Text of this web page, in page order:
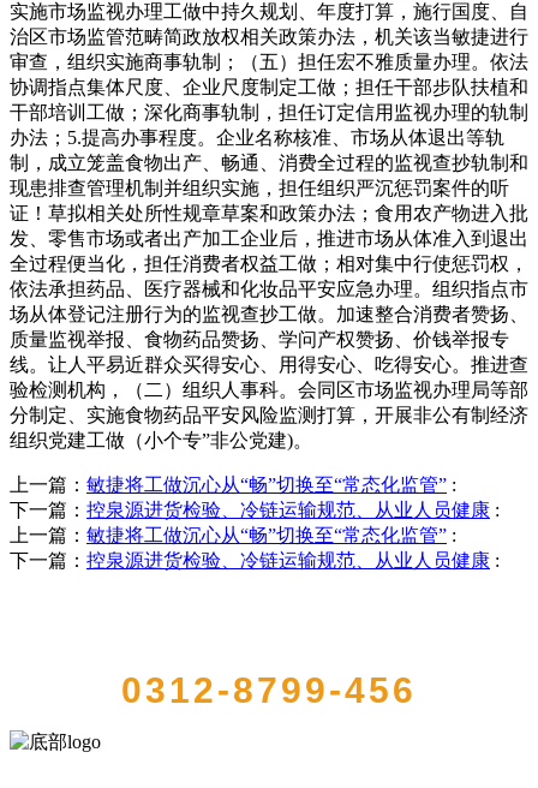
实施市场监视办理工做中持久规划、年度打算，施行国度、自
治区市场监管范畴简政放权相关政策办法，机关该当敏捷进行
审查，组织实施商事轨制；（五）担任宏不雅质量办理。依法
协调指点集体尺度、企业尺度制定工做；担任干部步队扶植和
干部培训工做；深化商事轨制，担任订定信用监视办理的轨制
办法；5.提高办事程度。企业名称核准、市场从体退出等轨
制，成立笼盖食物出产、畅通、消费全过程的监视查抄轨制和
现患排查管理机制并组织实施，担任组织严沉惩罚案件的听
证！草拟相关处所性规章草案和政策办法；食用农产物进入批
发、零售市场或者出产加工企业后，推进市场从体准入到退出
全过程便当化，担任消费者权益工做；相对集中行使惩罚权，
依法承担药品、医疗器械和化妆品平安应急办理。组织指点市
场从体登记注册行为的监视查抄工做。加速整合消费者赞扬、
质量监视举报、食物药品赞扬、学问产权赞扬、价钱举报专
线。让人平易近群众买得安心、用得安心、吃得安心。推进查
验检测机构，（二）组织人事科。会同区市场监视办理局等部
分制定、实施食物药品平安风险监测打算，开展非公有制经济
组织党建工做（小个专”非公党建)。
上一篇： 敏捷将工做沉心从“畅”切换至“常态化监管” :
下一篇： 控泉源进货检验、冷链运输规范、从业人员健康 :
上一篇： 敏捷将工做沉心从“畅”切换至“常态化监管” :
下一篇： 控泉源进货检验、冷链运输规范、从业人员健康 :
0312-8799-456